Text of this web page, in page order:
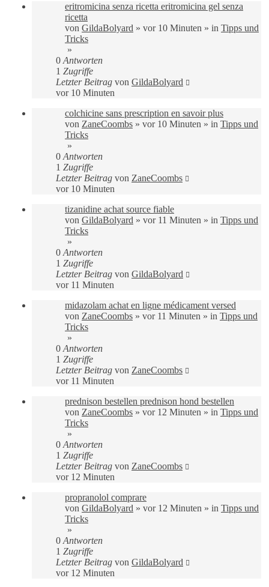
eritromicina senza ricetta eritromicina gel senza
ricetta
von GildaBolyard » vor 10 Minuten » in Tipps und
Tricks
»
0 Antworten
1 Zugriffe
Letzter Beitrag von GildaBolyard
vor 10 Minuten
colchicine sans prescription en savoir plus
von ZaneCoombs » vor 10 Minuten » in Tipps und
Tricks
»
0 Antworten
1 Zugriffe
Letzter Beitrag von ZaneCoombs
vor 10 Minuten
tizanidine achat source fiable
von GildaBolyard » vor 11 Minuten » in Tipps und
Tricks
»
0 Antworten
1 Zugriffe
Letzter Beitrag von GildaBolyard
vor 11 Minuten
midazolam achat en ligne médicament versed
von ZaneCoombs » vor 11 Minuten » in Tipps und
Tricks
»
0 Antworten
1 Zugriffe
Letzter Beitrag von ZaneCoombs
vor 11 Minuten
prednison bestellen prednison hond bestellen
von ZaneCoombs » vor 12 Minuten » in Tipps und
Tricks
»
0 Antworten
1 Zugriffe
Letzter Beitrag von ZaneCoombs
vor 12 Minuten
propranolol comprare
von GildaBolyard » vor 12 Minuten » in Tipps und
Tricks
»
0 Antworten
1 Zugriffe
Letzter Beitrag von GildaBolyard
vor 12 Minuten